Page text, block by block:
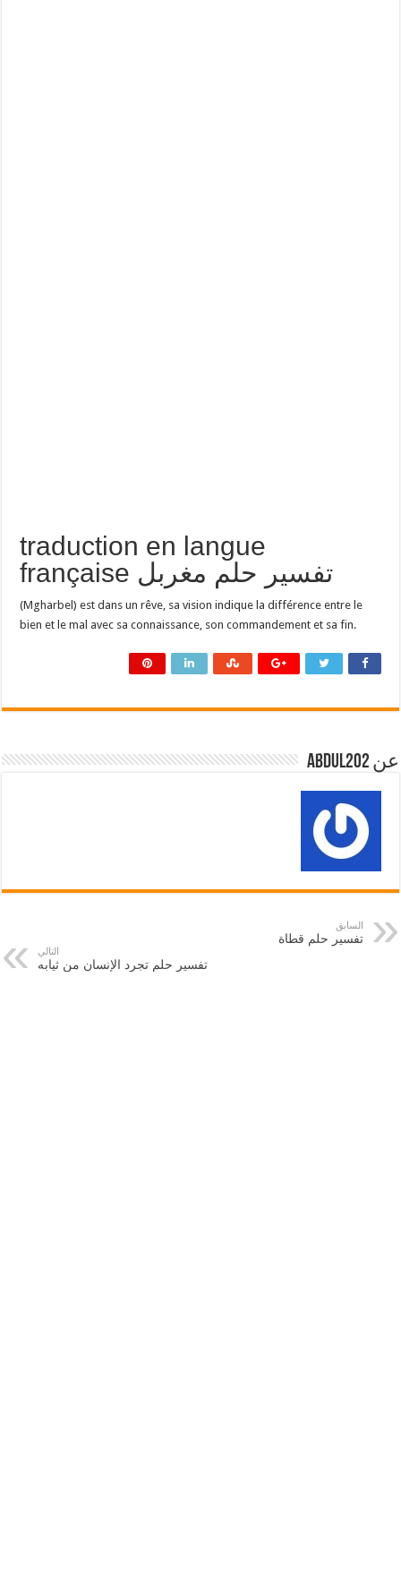
traduction en langue
française تفسير حلم مغربل
(Mgharbel) est dans un rêve, sa vision indique la différence entre le
bien et le mal avec sa connaissance, son commandement et sa fin.
عن abdul202
السابق
تفسير حلم قطاة
التالي
تفسير حلم تجرد الإنسان من ثيابه